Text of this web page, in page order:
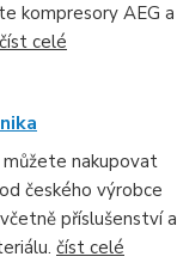
kompresory AEG a
číst celé
nakupovat
českého výrobce
příslušenství a
číst celé